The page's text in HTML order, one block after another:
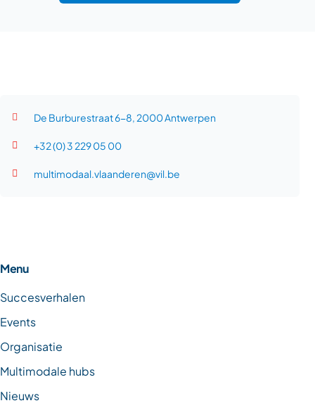
De Burburestraat 6-8, 2000 Antwerpen
+32 (0) 3 229 05 00
multimodaal.vlaanderen@vil.be
Menu
Succesverhalen
Events
Organisatie
Multimodale hubs
Nieuws